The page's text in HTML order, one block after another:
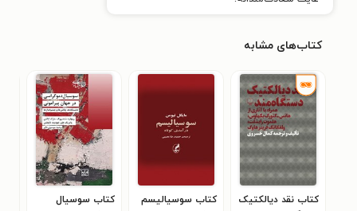
کتاب‌های مشابه
کتاب نقد دیالکتیک
کتاب سوسیالیسم
کتاب سوسیال